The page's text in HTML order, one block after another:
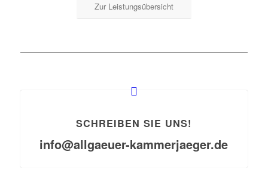
Zur Leistungsübersicht
SCHREIBEN SIE UNS!
info@allgaeuer-kammerjaeger.de